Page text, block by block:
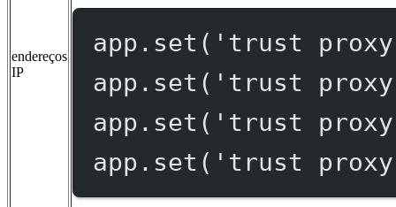
endereços
IP
app. set ( 'trust
app. set ( 'trust
app. set ( 'trust
app. set ( 'trust